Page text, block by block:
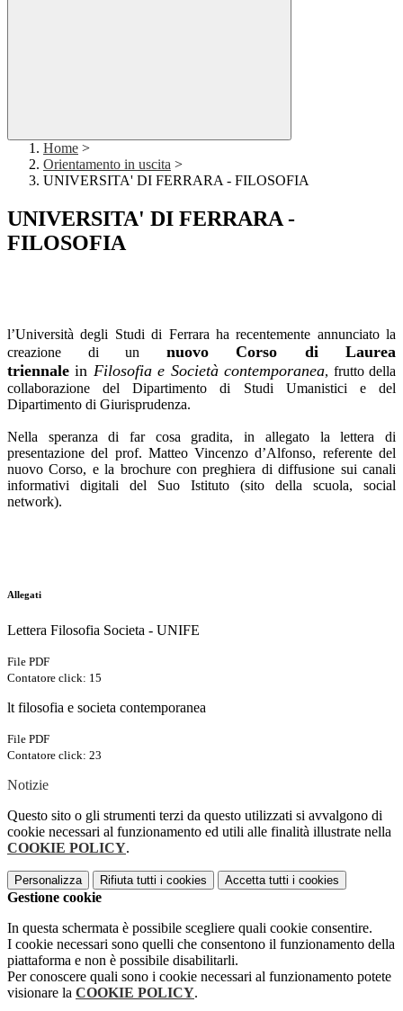
Home >
Orientamento in uscita >
UNIVERSITA' DI FERRARA - FILOSOFIA
UNIVERSITA' DI FERRARA -
FILOSOFIA
l’Università degli Studi di Ferrara ha recentemente annunciato la
creazione di un
nuovo Corso di Laurea
triennale in Filosofia e Società contemporanea, frutto della
collaborazione del Dipartimento di Studi Umanistici e del
Dipartimento di Giurisprudenza.
Nella speranza di far cosa gradita, in allegato la lettera di
presentazione del prof. Matteo Vincenzo d’Alfonso, referente del
nuovo Corso, e la brochure con preghiera di diffusione sui canali
informativi digitali del Suo Istituto (sito della scuola, social
network).
Allegati
Lettera Filosofia Societa - UNIFE
File PDF
Contatore click: 15
lt filosofia e societa contemporanea
File PDF
Contatore click: 23
Notizie
Questo sito o gli strumenti terzi da questo utilizzati si avvalgono di
cookie necessari al funzionamento ed utili alle finalità illustrate nella
COOKIE POLICY.
Personalizza Rifiuta tutti i cookies Accetta tutti i cookies
Gestione cookie
In questa schermata è possibile scegliere quali cookie consentire.
I cookie necessari sono quelli che consentono il funzionamento della
piattaforma e non è possibile disabilitarli.
Per conoscere quali sono i cookie necessari al funzionamento potete
visionare la COOKIE POLICY.